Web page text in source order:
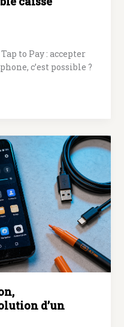
to Pay : accepter
c’est possible ?
d’un